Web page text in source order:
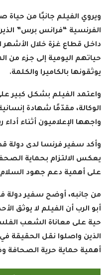
ويروي الفيلم جانبًا من حياة
الفرنسية “فرانس برس”
داخل قطاع غزة خلال الأشهر
حياتهم اليومية إلى جزء من
يوثقونها بالكاميرا والكلمة.
واعتمد الفيلم بشكل كبير
الوكالة، مقدّمًا شهادة
واجهها الإعلاميون أثناء
وأكد سفير فرنسا لدى دولة
يعكس الالتزام بحماية
على أهمية دعم جهود السلام
من جانبه، أوضح سفير دولة
أبو الرب أن الفيلم لا يوثق
حية على معاناة الشعب
الذين واصلوا نقل الحقيقة
أهمية حماية حرية الصحافة